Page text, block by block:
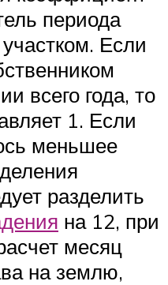
периода
Если
всего года, то
1. Если
меньшее
разделить
на 12, при
месяц
на землю,